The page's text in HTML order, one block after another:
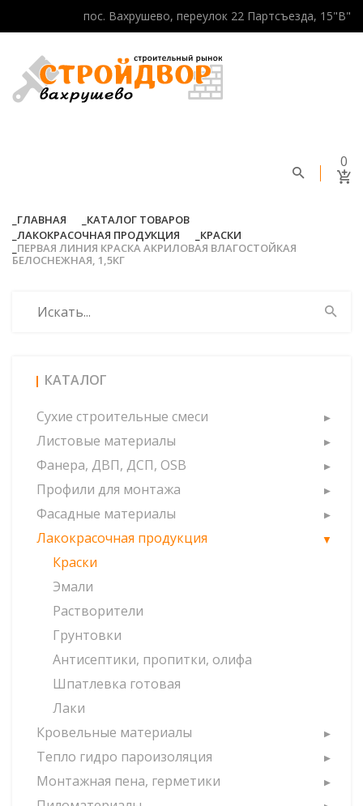
пос. Вахрушево, переулок 22 Партсъезда, 15"В"
0
ГЛАВНАЯ
КАТАЛОГ ТОВАРОВ
ЛАКОКРАСОЧНАЯ ПРОДУКЦИЯ
КРАСКИ
ПЕРВАЯ ЛИНИЯ КРАСКА АКРИЛОВАЯ ВЛАГОСТОЙКАЯ
БЕЛОСНЕЖНАЯ, 1,5КГ
КАТАЛОГ
Сухие строительные смеси
Листовые материалы
Фанера, ДВП, ДСП, OSB
Профили для монтажа
Фасадные материалы
Лакокрасочная продукция
Краски
Эмали
Растворители
Грунтовки
Антисептики, пропитки, олифа
Шпатлевка готовая
Лаки
Кровельные материалы
Тепло гидро пароизоляция
Монтажная пена, герметики